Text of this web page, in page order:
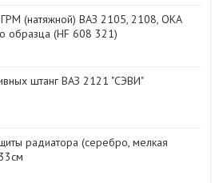
(натяжной) ВАЗ 2105, 2108, ОКА
образца (HF 608 321)
штанг ВАЗ 2121 "СЭВИ"
радиатора (серебро, мелкая